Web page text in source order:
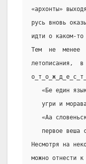
«архонты»
русь вновь
идти о каком-то
Тем  не  менее
летописания,
«Бе един
угри и
«Аа
первое веша
Несмотря на
можно отнести